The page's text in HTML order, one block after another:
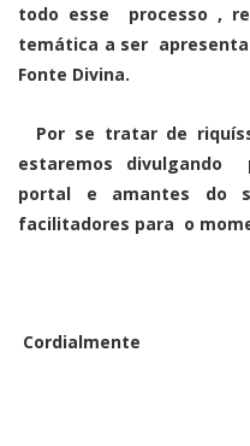
todo esse processo ,
temática a ser
Fonte Divina.
Por se tratar de
estaremos divulgando
portal e amantes do
facilitadores para o
Cordialmente